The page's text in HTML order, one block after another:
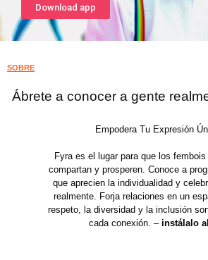
Download app
SOBRE
Ábrete a conocer a gente
Empodera Tu Expresión
Fyra es el lugar para que los
compartan y prosperen. Conoce a
que aprecien la individualidad y
realmente. Forja relaciones en un
respeto, la diversidad y la inclusión
cada conexión. –instálalo